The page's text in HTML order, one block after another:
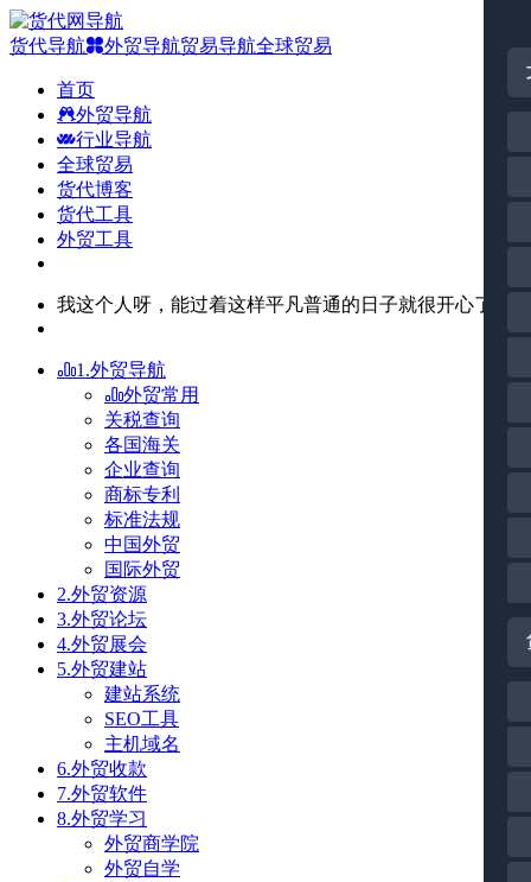
货代导航 外贸导航贸易导航全球贸易
首页
外贸导航
行业导航
全球贸易
货代博客
货代工具
外贸工具
我这个人呀，能过着这样平凡普通的日子就很开心了。
1.外贸导航
外贸常用
关税查询
各国海关
企业查询
商标专利
标准法规
中国外贸
国际外贸
2.外贸资源
3.外贸论坛
4.外贸展会
5.外贸建站
建站系统
SEO工具
主机域名
6.外贸收款
7.外贸软件
8.外贸学习
外贸商学院
外贸自学